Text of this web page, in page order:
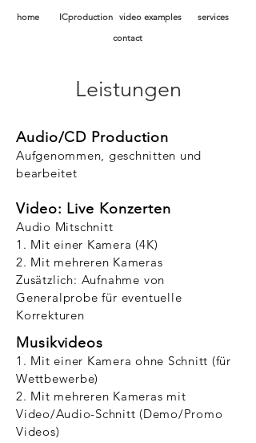
home ICproduction video examples
services
contact
Leistungen
Audio/CD Production
Aufgenommen, geschnitten und
bearbeitet
Video: Live Konzerten
Audio Mitschnitt
1. Mit einer Kamera (4K)
2. Mit mehreren Kameras
Zusätzlich: Aufnahme von
Generalprobe für eventuelle
Korrekturen
Musikvideos
1. Mit einer Kamera ohne Schnitt (für
Wettbewerbe)
2. Mit mehreren Kameras mit
Video/Audio-Schnitt (Demo/Promo
Videos)